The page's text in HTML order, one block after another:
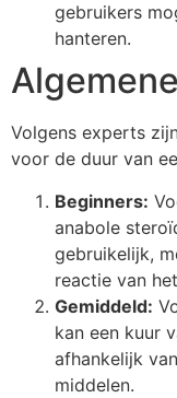
gebruikers
hanteren.
Volgens experts
voor de duur van
Beginners:
anabole
gebruikelijk,
reactie van
Gemiddeld:
kan een kuur
afhankelijk
middelen.